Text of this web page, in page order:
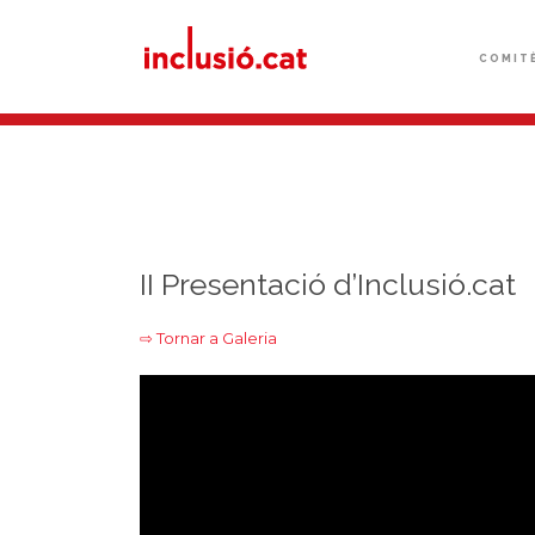
II Presentació d’Inclusió.cat
⇨ Tornar a Galeria